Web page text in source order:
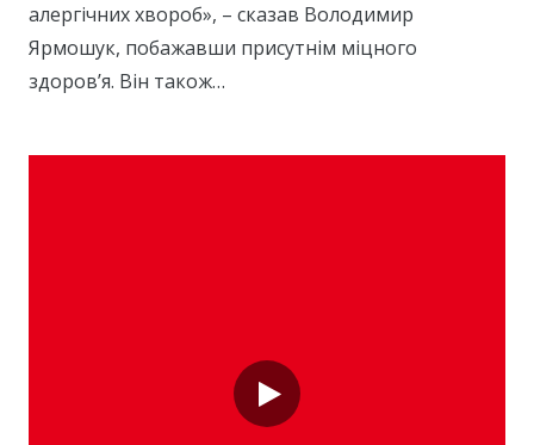
алергічних хвороб», – сказав Володимир
Ярмошук, побажавши присутнім міцного
здоров’я. Він також…